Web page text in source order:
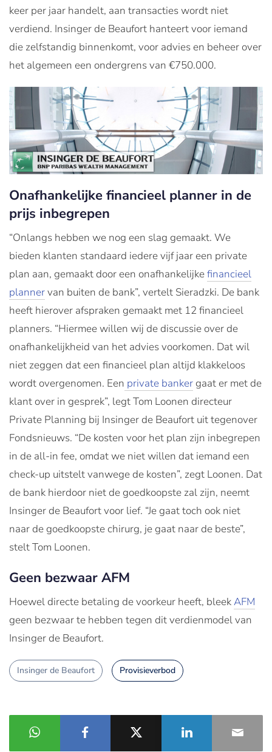
keer per jaar handelt, aan transacties wordt niet
verdiend. Insinger de Beaufort hanteert voor iemand
die zelfstandig binnenkomt, voor advies en beheer over
het algemeen een ondergrens van €750.000.
Onafhankelijke financieel planner in de
prijs inbegrepen
“Onlangs hebben we nog een slag gemaakt. We
bieden klanten standaard iedere vijf jaar een private
plan aan, gemaakt door een onafhankelijkefinancieel
plannervan buiten de bank”, vertelt Sieradzki. De bank
heeft hierover afspraken gemaakt met 12 financieel
planners. “Hiermee willen wij de discussie over de
onafhankelijkheid van het advies voorkomen. Dat wil
niet zeggen dat een financieel plan altijd klakkeloos
wordt overgenomen. Een private bankergaat er met de
klant over in gesprek”, legt Tom Loonen directeur
Private Planning bij Insinger de Beaufort uit tegenover
Fondsnieuws. “De kosten voor het plan zijn inbegrepen
in de all-in fee, omdat we niet willen dat iemand een
check-up uitstelt vanwege de kosten”, zegt Loonen. Dat
de bank hierdoor niet de goedkoopste zal zijn, neemt
Insinger de Beaufort voor lief. “Je gaat toch ook niet
naar de goedkoopste chirurg, je gaat naar de beste”,
stelt Tom Loonen.
Geen bezwaar AFM
Hoewel directe betaling de voorkeur heeft, bleekAFM
geen bezwaar te hebben tegen dit verdienmodel van
Insinger de Beaufort.
Insinger de Beaufort Provisieverbod